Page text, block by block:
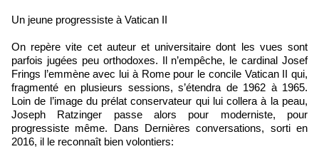
Un jeune progressiste à Vatican II
On repère vite cet auteur et universitaire dont les vues sont
parfois jugées peu orthodoxes. Il n’empêche, le cardinal Josef
Frings l’emmène avec lui à Rome pour le concile Vatican II qui,
fragmenté en plusieurs sessions, s’étendra de 1962 à 1965.
Loin de l’image du prélat conservateur qui lui collera à la peau,
Joseph Ratzinger passe alors pour moderniste, pour
progressiste même. Dans Dernières conversations, sorti en
2016, il le reconnaît bien volontiers: